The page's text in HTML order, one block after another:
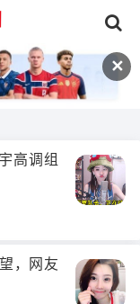
✕
高调组
，网友